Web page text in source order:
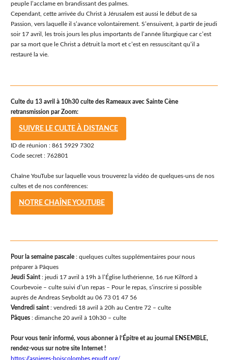
peuple l’acclame en brandissant des palmes.
Cependant, cette arrivée du Christ à Jérusalem est aussi le début de sa
Passion, vers laquelle il s’avance volontairement. S’ensuivent, à partir de jeudi
soir 17 avril, les trois jours les plus importants de l’année liturgique car c’est
par sa mort que le Christ a détruit la mort et c’est en ressuscitant qu’il a
restauré la vie.
Culte du 13 avril à 10h30 culte des Rameaux avec Sainte Cène
retransmission par Zoom:
SUIVRE LE CULTE À DISTANCE
ID de réunion : 861 5929 7302
Code secret : 762801
Chaîne YouTube sur laquelle vous trouverez la vidéo de quelques-uns de nos
cultes et de nos conférences:
NOTRE CHAÎNE YOUTUBE
Pour la semaine pascale : quelques cultes supplémentaires pour nous
préparer à Pâques
Jeudi Saint: jeudi 17 avril à 19h à l’Église luthérienne, 16 rue Kilford à
Courbevoie – culte suivi d’un repas – Pour le repas, s’inscrire si possible
auprès de Andreas Seyboldt au 06 73 01 47 56
Vendredi saint: vendredi 18 avril à 20h au Centre 72 – culte
Pâques : dimanche 20 avril à 10h30 – culte
Pour vous tenir informé, vous abonner à l’Épitre et au journal ENSEMBLE,
rendez-vous sur notre site Internet !
https://asnieres-boiscolombes.epudf.org/